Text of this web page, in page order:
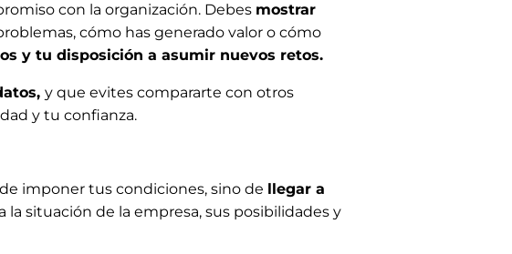
con la organización. Debes mostrar
cómo has generado valor o cómo
y tu disposición a asumir nuevos retos.
y que evites compararte con otros
y tu confianza.
imponer tus condiciones, sino de llegar a
la situación de la empresa, sus posibilidades y